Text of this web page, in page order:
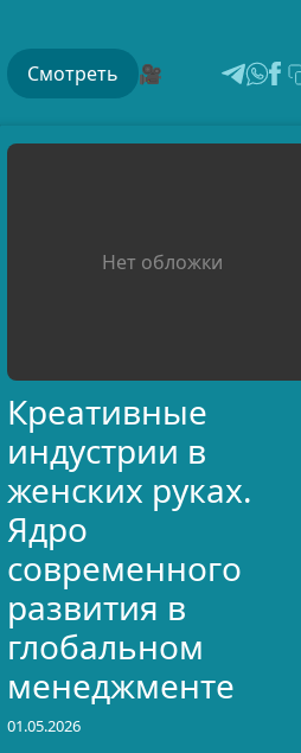
Смотреть 🎥
Нет обложки
Креативные
индустрии в
женских руках.
Ядро
современного
развития в
глобальном
менеджменте
01.05.2026